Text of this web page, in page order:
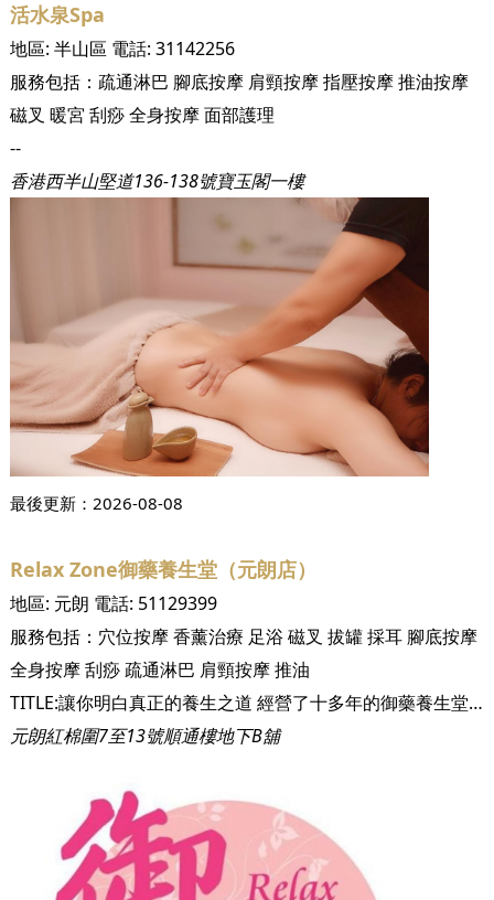
活水泉Spa
地區: 半山區 電話: 31142256
服務包括： 疏通淋巴 腳底按摩 肩頸按摩指壓按摩推油按摩
磁叉 暖宮 刮痧全身按摩面部護理
--
香港西半山堅道136-138號寶玉閣一樓
最後更新： 2026-08-08
Relax Zone御藥養生堂（元朗店）
地區: 元朗 電話: 51129399
服務包括： 穴位按摩香薰治療 足浴 磁叉 拔罐採耳 腳底按摩
全身按摩刮痧疏通淋巴 肩頸按摩推油
TITLE:讓你明白真正的養生之道 經營了十多年的御藥養生堂，以清新溫情風格良心經營。按摩師細心體貼，還會傳授很多保健養生知識給客人，除了提供服務，更關心客人的健康，希望你真正了解養生之道，可以好好更愛自己。 TITLE:只為滿足你的需要 小店雖小，但五臟俱全，御藥養生堂口碑更獲街坊讚賞。養生堂的環境清新，設有多個獨立房間，乾淨衛生，希望每位客人都可以按得舒服又安心。親切的治療師更樂意聆聽你的需要，為你推薦最好的服務。 TITLE:提供各式各樣的養生療程 御藥養生堂明白現今都市人長期處於壓力，缺乏適度運動，熬夜、成日低頭等不良習慣，容易使膀胱經筋處於緊繃狀態，小則周身痠痛，易躁等，大則會有痛症，例如五十肩、富貴包、寒背等，而御藥養生堂都可以幫手解決各種問題。御藥養生堂選用法國天然抗敏的精油，為照顧到每位客人的需要，亦提供不同顏色、不同功效的精油。而且，治療師熟讀經絡，對改善痛症有豐富經驗。
元朗紅棉圍7至13號順通樓地下B舖